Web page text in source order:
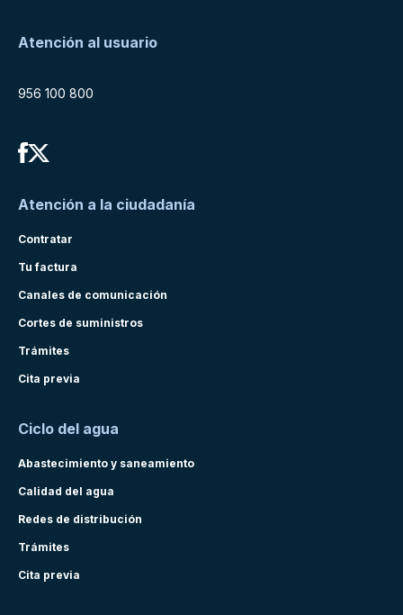
Atención al usuario
956 100 800
Atención a la ciudadanía
Contratar
Tu factura
Canales de comunicación
Cortes de suministros
Trámites
Cita previa
Ciclo del agua
Abastecimiento y saneamiento
Calidad del agua
Redes de distribución
Trámites
Cita previa